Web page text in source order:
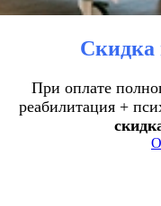
Скидка
При оплате
реабилитация +